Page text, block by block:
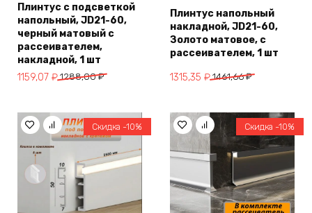
Плинтус с подсветкой
напольный, JD21-60,
черный матовый с
рассеивателем,
накладной, 1 шт
1288,00₽
Первоначальная
1288,00 ₽.
1159,07 ₽
Текущая
Плинтус напольный
накладной, JD21-60,
Золото матовое, с
рассеивателем, 1 шт
1461,66₽
Первоначальная
1461,66 ₽.
1315,35 ₽
Текущая
Скидка -10% Скидка -10%